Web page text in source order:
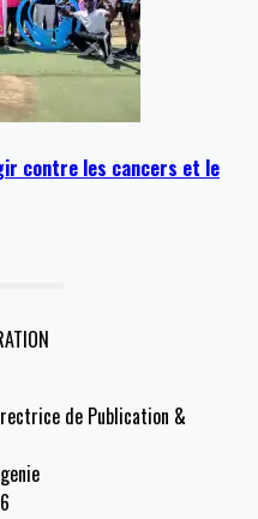
contre les cancers et le
de Publication &